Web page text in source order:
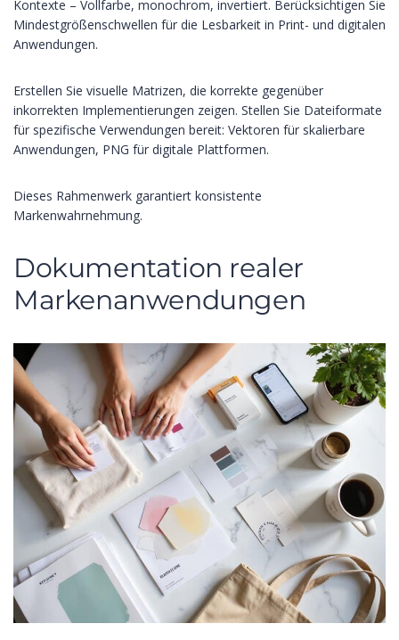
Kontexte – Vollfarbe, monochrom, invertiert. Berücksichtigen Sie
Mindestgrößenschwellen für die Lesbarkeit in Print- und digitalen
Anwendungen.
Erstellen Sie visuelle Matrizen, die korrekte gegenüber
inkorrekten Implementierungen zeigen. Stellen Sie Dateiformate
für spezifische Verwendungen bereit: Vektoren für skalierbare
Anwendungen, PNG für digitale Plattformen.
Dieses Rahmenwerk garantiert konsistente
Markenwahrnehmung.
Dokumentation realer
Markenanwendungen